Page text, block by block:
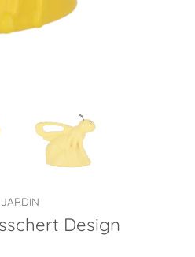
JARDIN
Design